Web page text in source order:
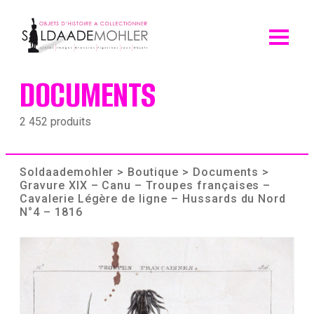
content
DOCUMENTS
2 452 produits
Soldaademohler > Boutique > Documents >
Gravure XIX – Canu – Troupes françaises –
Cavalerie Légère de ligne – Hussards du Nord
N°4 – 1816